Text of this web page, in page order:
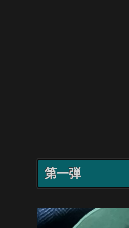
第一弾